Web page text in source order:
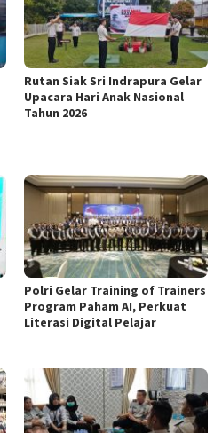
Rutan Siak Sri Indrapura Gelar
Upacara Hari Anak Nasional
Tahun 2026
Polri Gelar Training of Trainers
Program Paham AI, Perkuat
Literasi Digital Pelajar